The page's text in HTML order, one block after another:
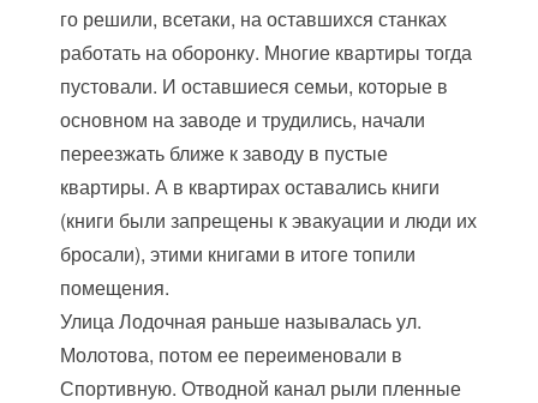
го решили, всетаки, на оставшихся станках
работать на оборонку. Многие квартиры тогда
пустовали. И оставшиеся семьи, которые в
основном на заводе и трудились, начали
переезжать ближе к заводу в пустые
квартиры. А в квартирах оставались книги
(книги были запрещены к эвакуации и люди их
бросали), этими книгами в итоге топили
помещения.
Улица Лодочная раньше называлась ул.
Молотова, потом ее переименовали в
Спортивную. Отводной канал рыли пленные